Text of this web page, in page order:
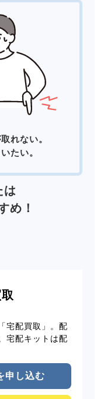
れない。
たい。
は
め！
宅配買取」。配
宅配キットは配
申し込む